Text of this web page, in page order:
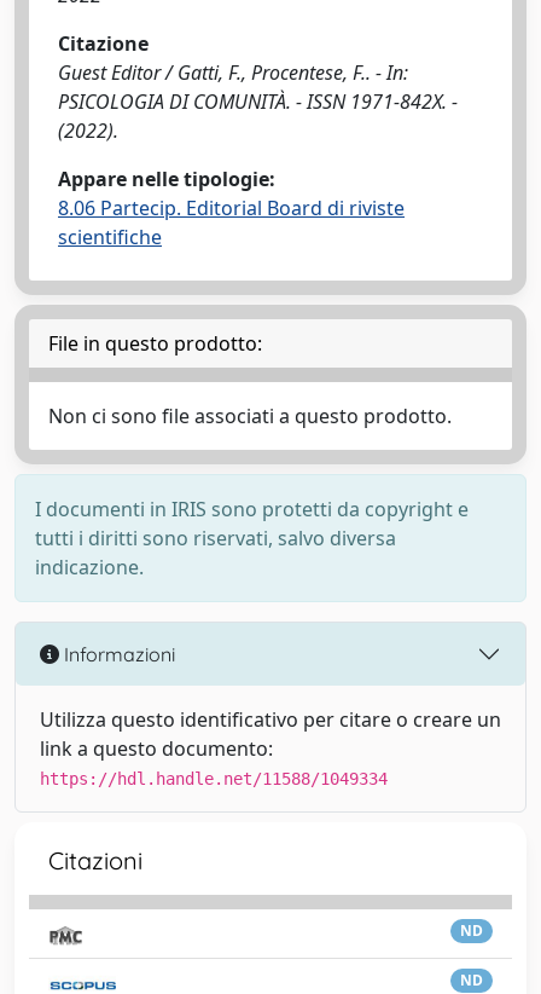
Citazione
Guest Editor / Gatti, F., Procentese, F.. - In:
PSICOLOGIA DI COMUNITÀ. - ISSN 1971-842X. -
(2022).
Appare nelle tipologie:
8.06 Partecip. Editorial Board di riviste
scientifiche
File in questo prodotto:
Non ci sono file associati a questo prodotto.
I documenti in IRIS sono protetti da copyright e
tutti i diritti sono riservati, salvo diversa
indicazione.
Informazioni
Utilizza questo identificativo per citare o creare un
link a questo documento:
https://hdl.handle.net/11588/1049334
Citazioni
ND
ND